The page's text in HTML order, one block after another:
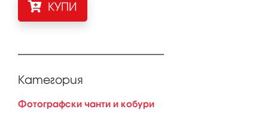
КУПИ
Категория
Фотографски чанти и кобури